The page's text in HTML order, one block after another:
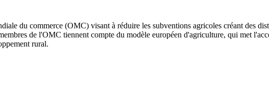
du commerce (OMC) visant à réduire les subventions agricoles créant des
de l'OMC tiennent compte du modèle européen d'agriculture, qui met
rural.